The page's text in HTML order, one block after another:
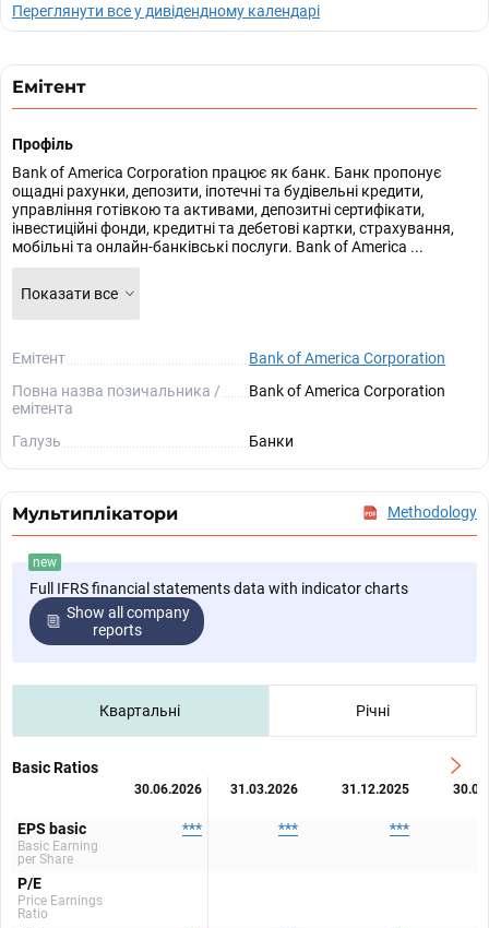
Переглянути все у дивідендному календарі
Емітент
Профіль
Bank of America Corporation працює як банк. Банк пропонує
ощадні рахунки, депозити, іпотечні та будівельні кредити,
управління готівкою та активами, депозитні сертифікати,
інвестиційні фонди, кредитні та дебетові картки, страхування,
мобільні та онлайн-банківські послуги. Bank of America ...
Показати все
Емітент
Bank of America Corporation
Повна назва позичальника /
емітента
Bank of America Corporation
Галузь Банки
Мультиплікатори Methodology
new
Full IFRS financial statements data with indicator charts
Show all company
reports
Квартальні Річні
Basic Ratios
30.06.2026 31.03.2026 31.12.2025
EPS basic
Basic Earning
per Share
*** *** ***
P/E
Price Earnings
Ratio